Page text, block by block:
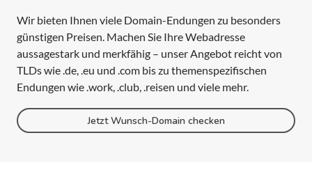
Wir bieten Ihnen viele Domain-Endungen zu besonders
günstigen Preisen. Machen Sie Ihre Webadresse
aussagestark und merkfähig – unser Angebot reicht von
TLDs wie .de, .eu und .com bis zu themenspezifischen
Endungen wie .work, .club, .reisen und viele mehr.
Jetzt Wunsch-Domain checken